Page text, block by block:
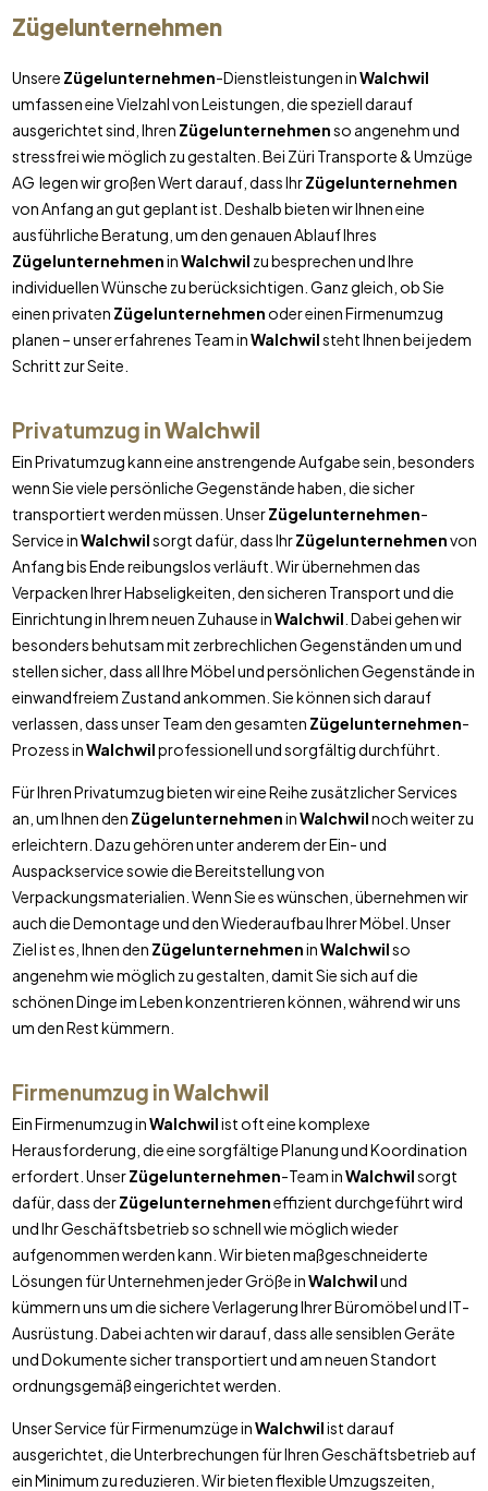
Zügelunternehmen
Unsere Zügelunternehmen-Dienstleistungen inWalchwil
umfassen eine Vielzahl von Leistungen, die speziell darauf
ausgerichtet sind, Ihren Zügelunternehmenso angenehm und
stressfrei wie möglich zu gestalten. Bei Züri Transporte & Umzüge
AG legen wir großen Wert darauf, dass IhrZügelunternehmen
von Anfang an gut geplant ist. Deshalb bieten wir Ihnen eine
ausführliche Beratung, um den genauen Ablauf Ihres
ZügelunternehmeninWalchwil zu besprechen und Ihre
individuellen Wünsche zu berücksichtigen. Ganz gleich, ob Sie
einen privaten Zügelunternehmenoder einen Firmenumzug
planen – unser erfahrenes Team inWalchwilsteht Ihnen bei jedem
Schritt zur Seite.
Privatumzug inWalchwil
Ein Privatumzug kann eine anstrengende Aufgabe sein, besonders
wenn Sie viele persönliche Gegenstände haben, die sicher
transportiert werden müssen. UnserZügelunternehmen-
Service inWalchwilsorgt dafür, dass IhrZügelunternehmenvon
Anfang bis Ende reibungslos verläuft. Wir übernehmen das
Verpacken Ihrer Habseligkeiten, den sicheren Transport und die
Einrichtung in Ihrem neuen Zuhause inWalchwil . Dabei gehen wir
besonders behutsam mit zerbrechlichen Gegenständen um und
stellen sicher, dass all Ihre Möbel und persönlichen Gegenstände in
einwandfreiem Zustand ankommen. Sie können sich darauf
verlassen, dass unser Team den gesamten Zügelunternehmen-
Prozess inWalchwilprofessionell und sorgfältig durchführt.
Für Ihren Privatumzug bieten wir eine Reihe zusätzlicher Services
an, um Ihnen den ZügelunternehmeninWalchwilnoch weiter zu
erleichtern. Dazu gehören unter anderem der Ein- und
Auspackservice sowie die Bereitstellung von
Verpackungsmaterialien. Wenn Sie es wünschen, übernehmen wir
auch die Demontage und den Wiederaufbau Ihrer Möbel. Unser
Ziel ist es, Ihnen den ZügelunternehmeninWalchwilso
angenehm wie möglich zu gestalten, damit Sie sich auf die
schönen Dinge im Leben konzentrieren können, während wir uns
um den Rest kümmern.
Firmenumzug inWalchwil
Ein Firmenumzug inWalchwilist oft eine komplexe
Herausforderung, die eine sorgfältige Planung und Koordination
erfordert. UnserZügelunternehmen-Team inWalchwilsorgt
dafür, dass derZügelunternehmeneffizient durchgeführt wird
und Ihr Geschäftsbetrieb so schnell wie möglich wieder
aufgenommen werden kann. Wir bieten maßgeschneiderte
Lösungen für Unternehmen jeder Größe inWalchwilund
kümmern uns um die sichere Verlagerung Ihrer Büromöbel und IT-
Ausrüstung. Dabei achten wir darauf, dass alle sensiblen Geräte
und Dokumente sicher transportiert und am neuen Standort
ordnungsgemäß eingerichtet werden.
Unser Service für Firmenumzüge inWalchwilist darauf
ausgerichtet, die Unterbrechungen für Ihren Geschäftsbetrieb auf
ein Minimum zu reduzieren. Wir bieten flexible Umzugszeiten,